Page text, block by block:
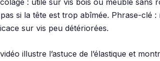
: utile sur vis bois ou meuble sans
si la tête est trop abîmée. Phrase-clé :
sur vis peu détériorées.
illustre l’astuce de l’élastique et